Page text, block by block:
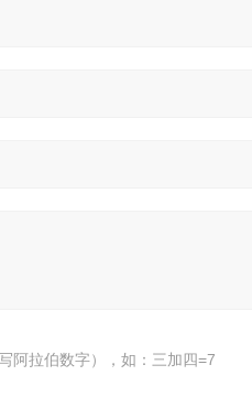
阿拉伯数字），如：三加四=7